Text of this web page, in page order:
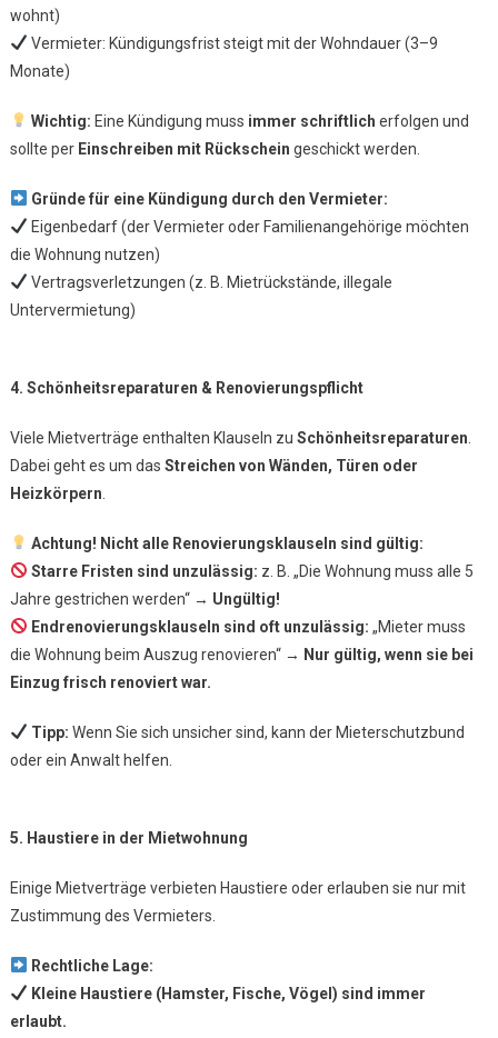
wohnt)
Vermieter: Kündigungsfrist steigt mit der Wohndauer (3–9
Monate)
Wichtig: Eine Kündigung muss immer schriftlich erfolgen und
sollte per Einschreiben mit Rückschein geschickt werden.
Gründe für eine Kündigung durch den Vermieter:
Eigenbedarf (der Vermieter oder Familienangehörige möchten
die Wohnung nutzen)
Vertragsverletzungen (z. B. Mietrückstände, illegale
Untervermietung)
4. Schönheitsreparaturen & Renovierungspflicht
Viele Mietverträge enthalten Klauseln zu Schönheitsreparaturen
Dabei geht es um das Streichen von Wänden, Türen oder
Heizkörpern
Achtung! Nicht alle Renovierungsklauseln sind gültig:
Starre Fristen sind unzulässig: z. B. „Die Wohnung muss alle 5
Jahre gestrichen werden“ → Ungültig!
Endrenovierungsklauseln sind oft unzulässig: „Mieter muss
die Wohnung beim Auszug renovieren“ → Nur gültig, wenn sie bei
Einzug frisch renoviert war.
Tipp: Wenn Sie sich unsicher sind, kann der Mieterschutzbund
oder ein Anwalt helfen.
5. Haustiere in der Mietwohnung
Einige Mietverträge verbieten Haustiere oder erlauben sie nur mit
Zustimmung des Vermieters.
Rechtliche Lage:
Kleine Haustiere (Hamster, Fische, Vögel) sind immer
erlaubt.